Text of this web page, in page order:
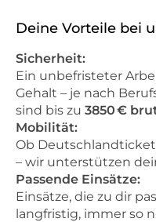
Deine Vorteile bei
Sicherheit:
Ein unbefristeter
Gehalt – je nach
sind bis zu 3850 €
Mobilität:
Ob
– wir unterstützen
Passende Einsätze:
Einsätze, die zu dir
langfristig, immer so